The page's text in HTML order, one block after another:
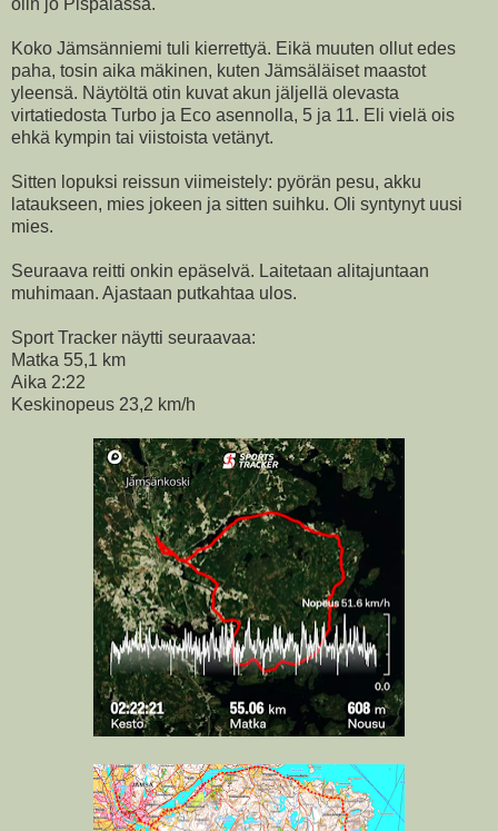
Koko Jämsänniemi tuli kierrettyä. Eikä muuten ollut edes
paha, tosin aika mäkinen, kuten Jämsäläiset maastot
yleensä. Näytöltä otin kuvat akun jäljellä olevasta
virtatiedosta Turbo ja Eco asennolla, 5 ja 11. Eli vielä ois
ehkä kympin tai viistoista vetänyt.
Sitten lopuksi reissun viimeistely: pyörän pesu, akku
lataukseen, mies jokeen ja sitten suihku. Oli syntynyt uusi
mies.
Seuraava reitti onkin epäselvä. Laitetaan alitajuntaan
muhimaan. Ajastaan putkahtaa ulos.
Sport Tracker näytti seuraavaa:
Matka 55,1 km
Aika 2:22
Keskinopeus 23,2 km/h